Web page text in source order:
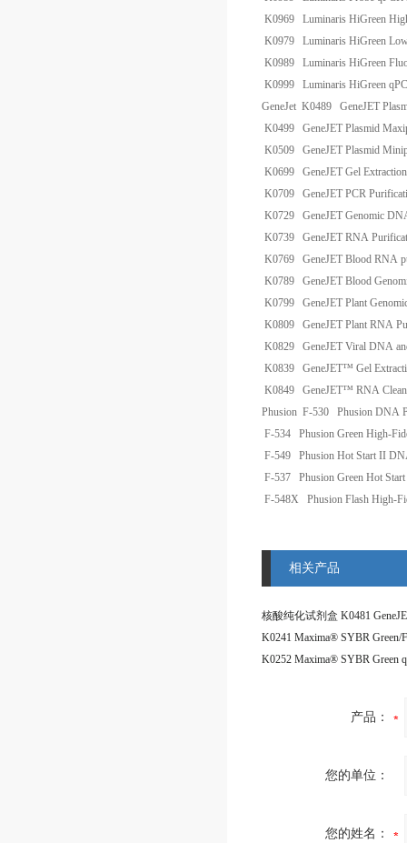
K0969
Luminaris HiGreen
K0979
Luminaris HiGreen
K0989
Luminaris HiGreen
K0999
Luminaris HiGreen
GeneJet K0489
GeneJET
K0499
GeneJET Plasmid
K0509
GeneJET Plasmid
K0699
GeneJET Gel
K0709
GeneJET PCR
K0729
GeneJET Genomic
K0739
GeneJET RNA
K0769
GeneJET Blood RNA
K0789
GeneJET Blood
K0799
GeneJET Plant
K0809
GeneJET Plant RNA
K0829
GeneJET Viral DNA
K0839
GeneJET™ Gel
K0849
GeneJET™ RNA
Phusion F-530
Phusion DNA
F-534
Phusion Green High-
F-549
Phusion Hot Start II
F-537
Phusion Green Hot
F-548X
Phusion Flash High-
相关产品
产品：
您的单位：
您的姓名：